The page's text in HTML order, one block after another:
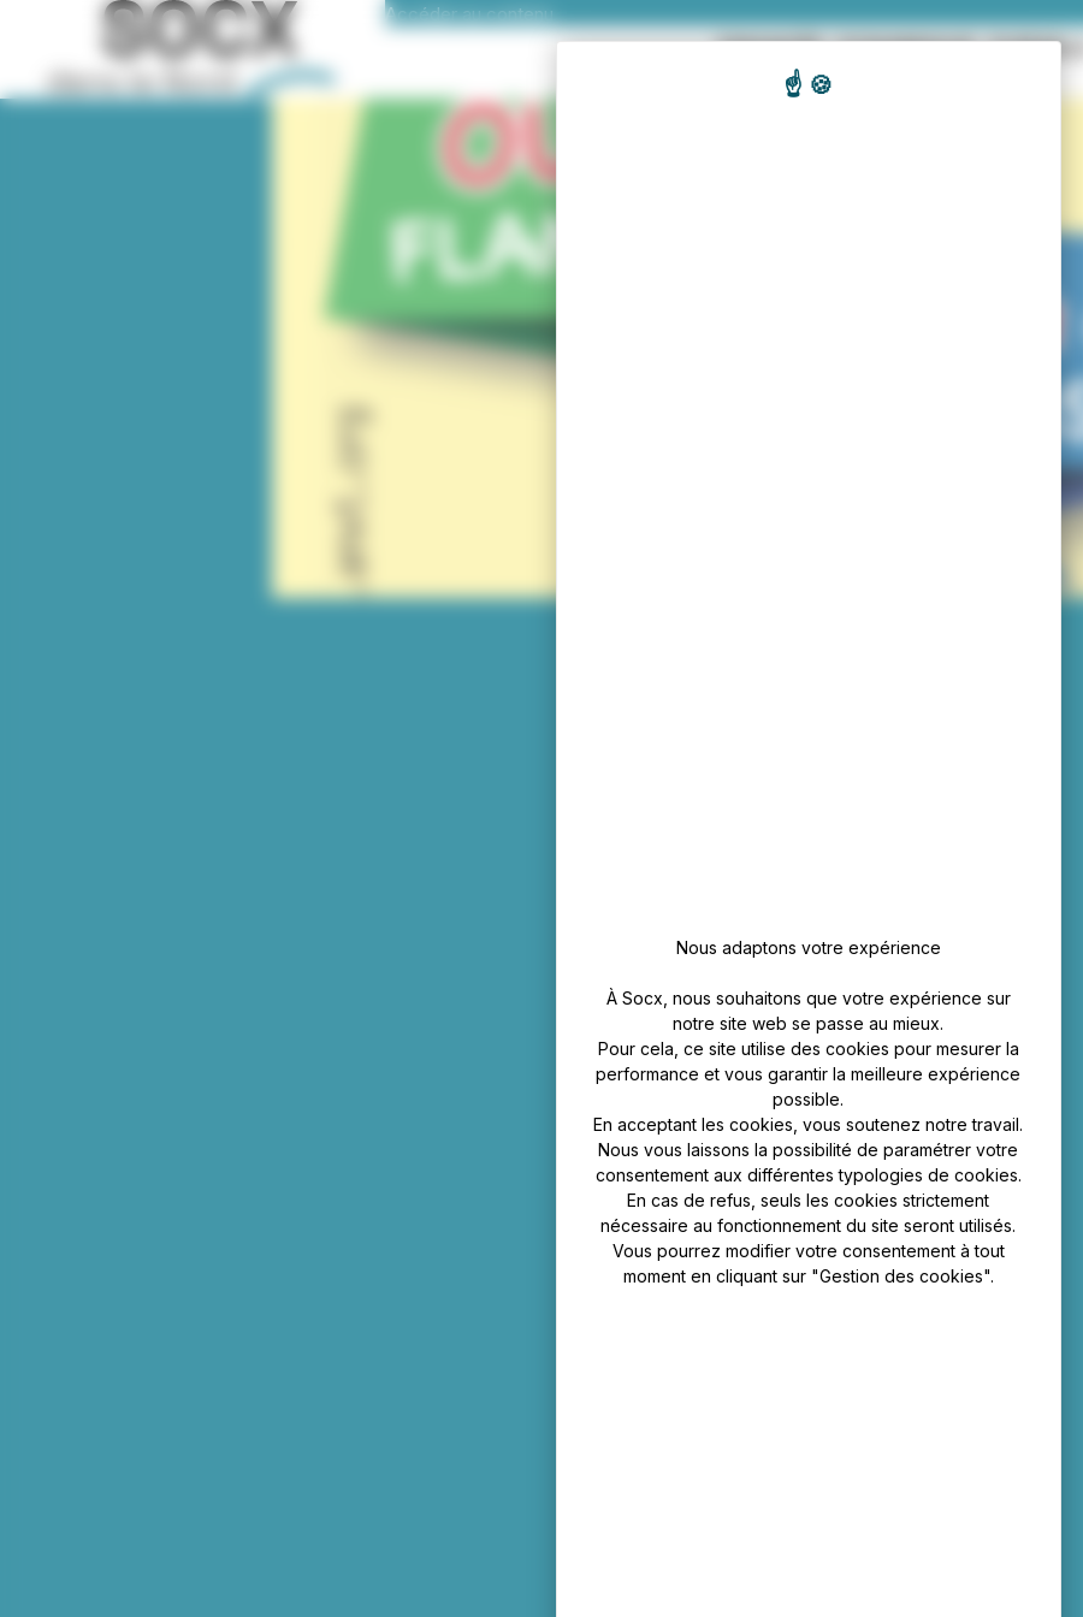
Accéder au contenu
ENGAGÉE DYNAMIQUE DURABLE
Panneau de gestion des cookies
Nous adaptons votre expérience
À Socx, nous souhaitons que votre expérience sur
notre site web se passe au mieux.
Pour cela, ce site utilise des cookies pour mesurer la
performance et vous garantir la meilleure expérience
possible.
En acceptant les cookies, vous soutenez notre travail.
Nous vous laissons la possibilité de paramétrer votre
consentement aux différentes typologies de cookies.
En cas de refus, seuls les cookies strictement
nécessaire au fonctionnement du site seront utilisés.
Vous pourrez modifier votre consentement à tout
moment en cliquant sur "Gestion des cookies".